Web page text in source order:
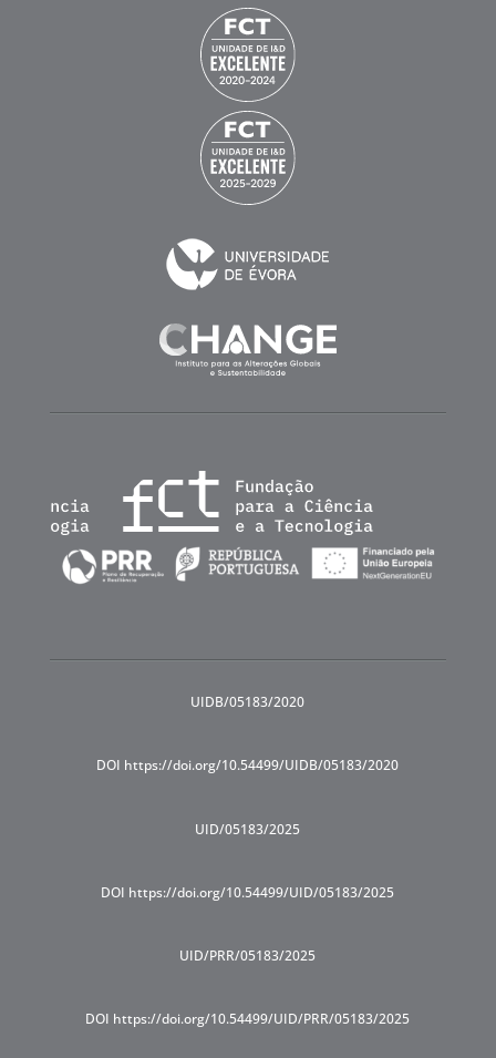
UIDB/05183/2020
DOI https://doi.org/10.54499/UIDB/05183/2020
UID/05183/2025
DOI https://doi.org/10.54499/UID/05183/2025
UID/PRR/05183/2025
DOI https://doi.org/10.54499/UID/PRR/05183/2025